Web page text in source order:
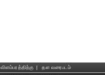
விளம்பரத்திற்கு |
தள வரைபடம்